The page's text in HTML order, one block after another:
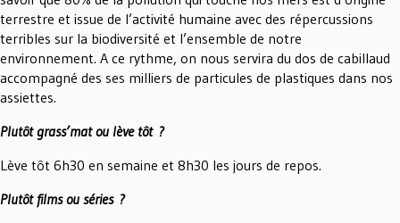
terrestre et issue de l’activité humaine avec des répercussions
terribles sur la biodiversité et l’ensemble de notre
environnement. A ce rythme, on nous servira du dos de cabillaud
accompagné des ses milliers de particules de plastiques dans nos
assiettes.
Plutôt grass’mat ou lève tôt ?
Lève tôt 6h30 en semaine et 8h30 les jours de repos.
Plutôt films ou séries ?